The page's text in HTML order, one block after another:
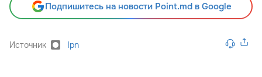
Подпишитесь на новости Point.md в Google
Источник Ipn